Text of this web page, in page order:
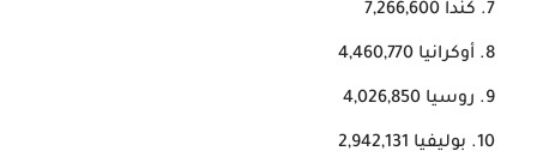
كندا 7,266,600
أوكرانيا 4,460,770
روسيا 4,026,850
بوليفيا 2,942,131